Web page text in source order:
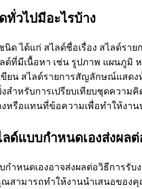
ทั่วไปมีอะไรบ้าง
นิด ได้แก่ สไลด์ชื่อเรื่อง สไลด์
ลด์ที่มีเนื้อหา เช่น รูปภาพ แผนภูมิ
ยน สไลด์รายการสัญลักษณ์แสด
สําหรับการเปรียบเทียบชุดควา
งหรือแทนที่ข้อความเพื่อทําให้ง
ลด์แบบกําหนดเองส่งผ
กําหนดเองอาจส่งผลต่อวิธีการรั
ณสามารถทําให้งานนําเสนอขอ